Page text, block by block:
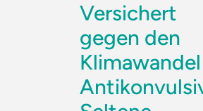
Versichert
gegen den